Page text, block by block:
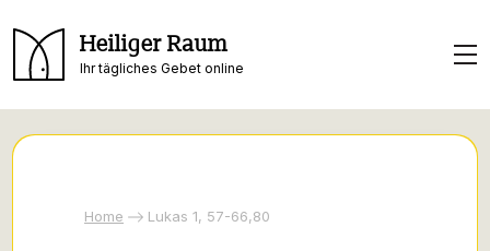
Heiliger Raum
Ihr tägliches Gebet online
Home Lukas 1, 57-66,80